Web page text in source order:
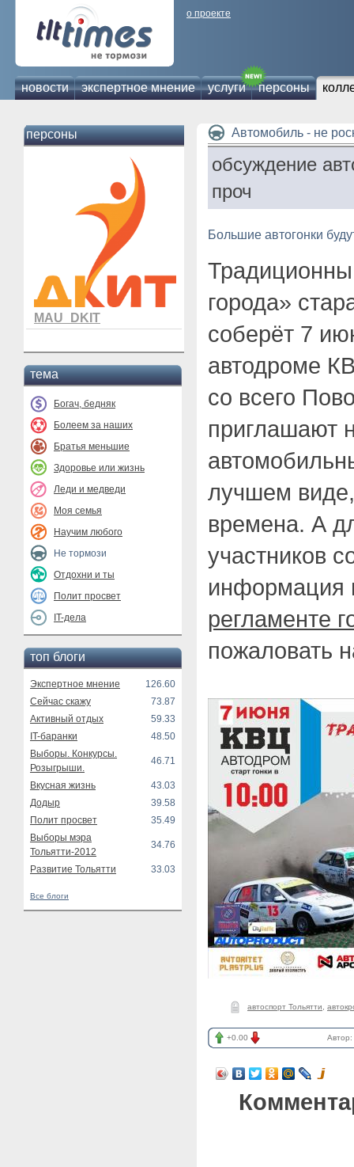
о проекте
новости экспертное мнение услуги персоны
персоны
MAU_DKIT
тема
Богач, бедняк
Болеем за наших
Братья меньшие
Здоровье или жизнь
Леди и медведи
Моя семья
Научим любого
Не тормози
Отдохни и ты
Полит просвет
IT-дела
топ блоги
Экспертное мнение
126.60
Сейчас скажу
73.87
Активный отдых
59.33
IT-баранки
48.50
Выборы. Конкурсы.
Розыгрыши.
46.71
Вкусная жизнь
43.03
Додыр
39.58
Полит просвет
35.49
Выборы мэра
Тольятти-2012
34.76
Развитие Тольятти 33.03
Все блоги
Автомобиль - не
обсуждение
проч
Большие автогонки
города»
соберёт 7
автодроме
со всего
приглашают
лучшем
времена. А
участников
информация
регламенте
пожаловать
автоспорт Тольятти
+0.00 Автор: